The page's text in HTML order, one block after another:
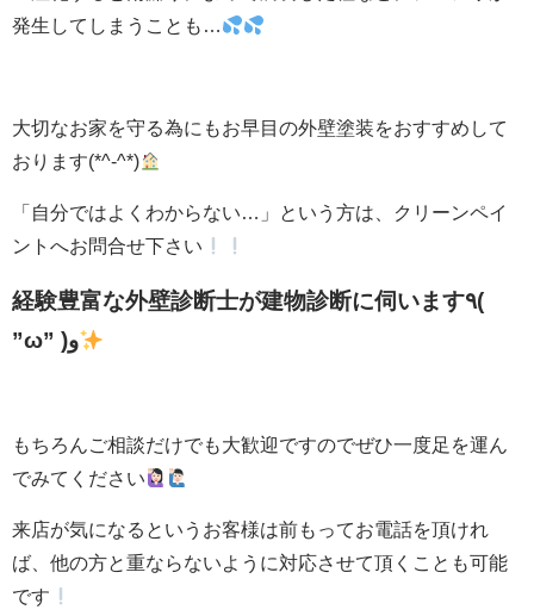
発生してしまうことも…
大切なお家を守る為にもお早目の外壁塗装をおすすめして
おります(*^-^*)
「自分ではよくわからない…」という方は、クリーンペイ
ントへお問合せ下さい
経験豊富な外壁診断士が建物診断に伺います٩(
”ω” )و
もちろんご相談だけでも大歓迎ですのでぜひ一度足を運ん
でみてください
来店が気になるというお客様は前もってお電話を頂けれ
ば、 他の方と重ならないように対応させて頂くことも可能
です